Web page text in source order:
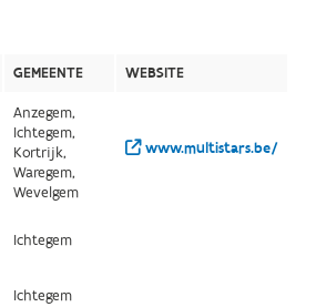
GEMEENTE WEBSITE
Anzegem,
Ichtegem,
Kortrijk,
Waregem,
Wevelgem
www.multistars.be/
Ichtegem
Ichtegem